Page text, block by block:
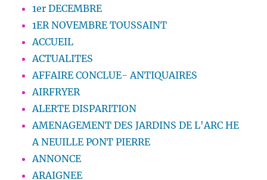
1er DECEMBRE
1ER NOVEMBRE TOUSSAINT
ACCUEIL
ACTUALITES
AFFAIRE CONCLUE- ANTIQUAIRES
AIRFRYER
ALERTE DISPARITION
AMENAGEMENT DES JARDINS DE L'ARC HE
A NEUILLE PONT PIERRE
ANNONCE
ARAIGNEE